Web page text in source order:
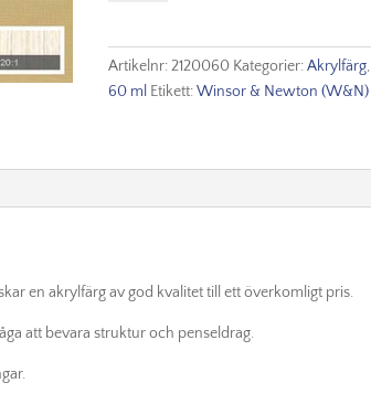
Artikelnr:2120060 Kategorier:Akrylfärg,
60 ml Etikett:Winsor & Newton (W&N)
en akrylfärg av god kvalitet till ett överkomligt pris.
att bevara struktur och penseldrag.